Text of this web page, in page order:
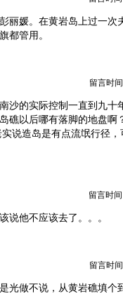
丽媛。在黄岩岛上过一次
都管用。
留言时
沙的实际控制一直到九十
礁以后哪有落脚的地盘啊
说造岛是有点流氓行径
留言时间
说他不应该去了。。。
留言时
光做不说，从黄岩礁填个